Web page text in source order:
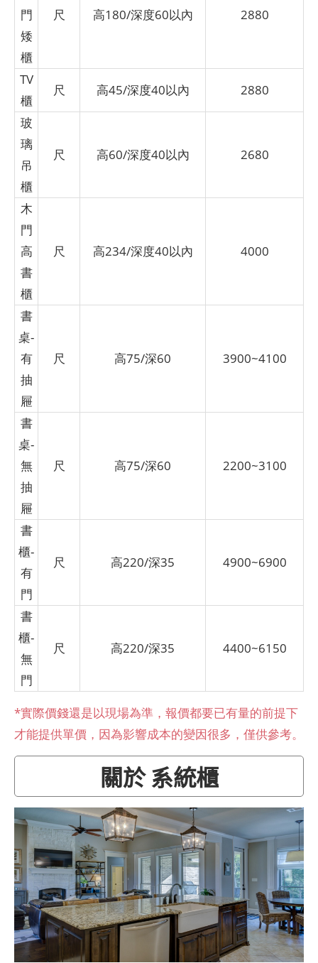
門
矮
櫃
尺 高180/深度60以內 2880
TV
櫃
尺 高45/深度40以內
2880
玻
璃
吊
櫃
尺 高60/深度40以內 2680
木
門
高
書
櫃
尺 高234/深度40以內 4000
書
桌-
有
抽
屜
尺 高75/深60 3900~4100
書
桌-
無
抽
屜
尺 高75/深60 2200~3100
書
櫃-
有
門
尺 高220/深35 4900~6900
書
櫃-
無
門
尺 高220/深35 4400~6150
*實際價錢還是以現場為準，報價都要已有量的前提下
才能提供單價，因為影響成本的變因很多，僅供參考。
關於 系統櫃